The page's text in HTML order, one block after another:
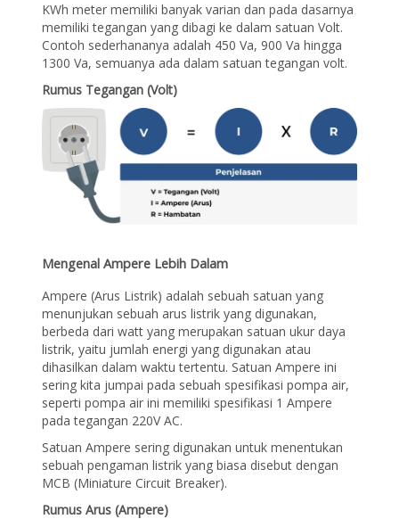
KWh meter memiliki banyak varian dan pada dasarnya
memiliki tegangan yang dibagi ke dalam satuan Volt.
Contoh sederhananya adalah 450 Va, 900 Va hingga
1300 Va, semuanya ada dalam satuan tegangan volt.
Rumus Tegangan (Volt)
Mengenal Ampere Lebih Dalam
Ampere (Arus Listrik) adalah sebuah satuan yang
menunjukan sebuah arus listrik yang digunakan,
berbeda dari watt yang merupakan satuan ukur daya
listrik, yaitu jumlah energi yang digunakan atau
dihasilkan dalam waktu tertentu. Satuan Ampere ini
sering kita jumpai pada sebuah spesifikasi pompa air,
seperti pompa air ini memiliki spesifikasi 1 Ampere
pada tegangan 220V AC.
Satuan Ampere sering digunakan untuk menentukan
sebuah pengaman listrik yang biasa disebut dengan
MCB (Miniature Circuit Breaker).
Rumus Arus (Ampere)